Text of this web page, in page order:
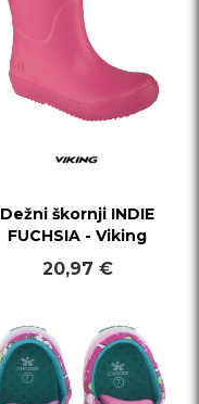
Dežni škornji INDIE
FUCHSIA - Viking
20,97 €